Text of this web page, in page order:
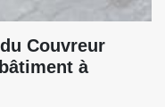
Couvreur
à